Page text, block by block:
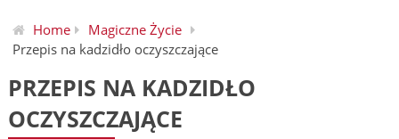
Home
Magiczne Życie
Przepis na kadzidło oczyszczające
PRZEPIS NA KADZIDŁO
OCZYSZCZAJĄCE